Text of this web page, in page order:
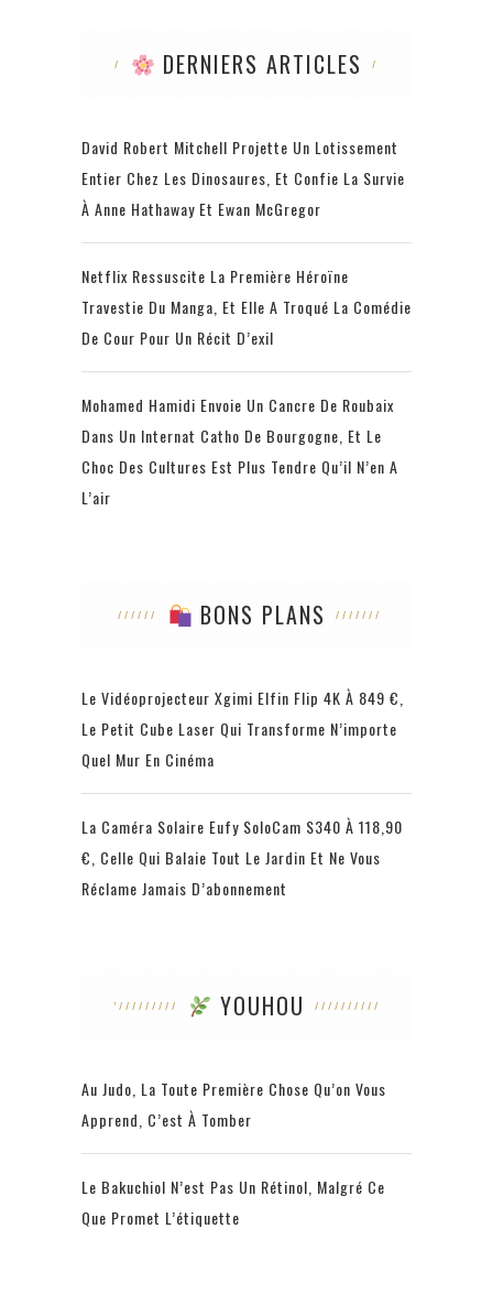
DERNIERS ARTICLES
David Robert Mitchell Projette Un Lotissement
Entier Chez Les Dinosaures, Et Confie La Survie
À Anne Hathaway Et Ewan McGregor
Netflix Ressuscite La Première Héroïne
Travestie Du Manga, Et Elle A Troqué La Comédie
De Cour Pour Un Récit D’exil
Mohamed Hamidi Envoie Un Cancre De Roubaix
Dans Un Internat Catho De Bourgogne, Et Le
Choc Des Cultures Est Plus Tendre Qu’il N’en A
L’air
BONS PLANS
Le Vidéoprojecteur Xgimi Elfin Flip 4K À 849 €,
Le Petit Cube Laser Qui Transforme N’importe
Quel Mur En Cinéma
La Caméra Solaire Eufy SoloCam S340 À 118,90
€, Celle Qui Balaie Tout Le Jardin Et Ne Vous
Réclame Jamais D’abonnement
YOUHOU
Au Judo, La Toute Première Chose Qu’on Vous
Apprend, C’est À Tomber
Le Bakuchiol N’est Pas Un Rétinol, Malgré Ce
Que Promet L’étiquette